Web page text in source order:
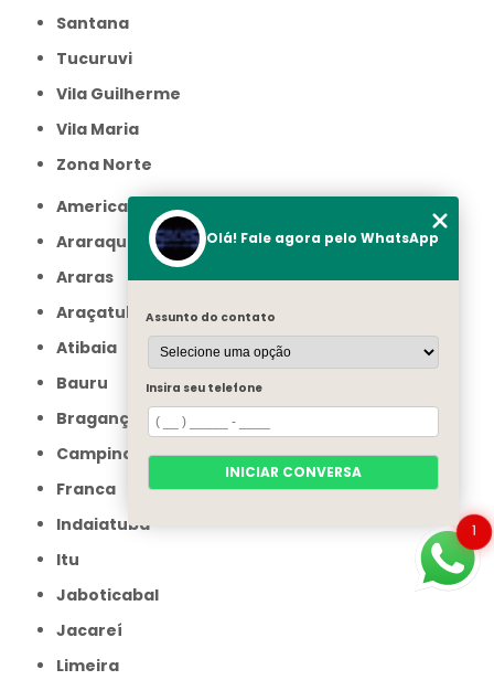
Santana
Tucuruvi
Vila Guilherme
Vila Maria
Zona Norte
Americana
Araraquara
Araras
Araçatuba
Atibaia
Bauru
Bragança Paulista
Campinas
Franca
Indaiatuba
Itu
Jaboticabal
Jacareí
Limeira
1
Olá! Fale agora pelo WhatsApp
Assunto do contato
Insira seu telefone
INICIAR CONVERSA